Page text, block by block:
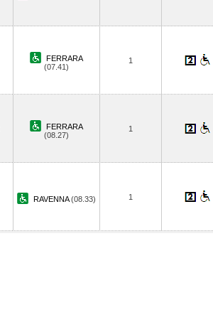
FERRARA
(07.41)
1
FERRARA
(08.27)
1
RAVENNA(08.33) 1